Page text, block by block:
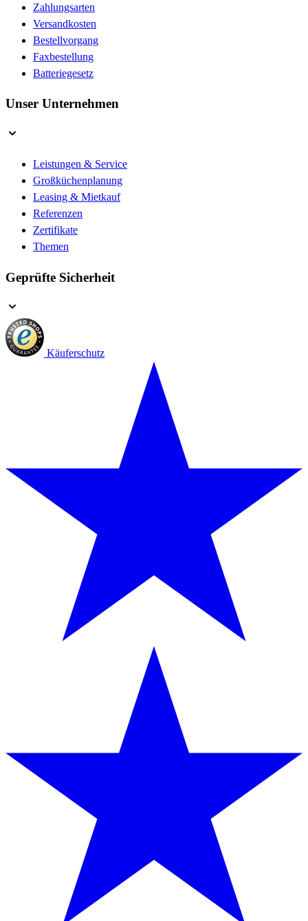
Zahlungsarten
Versandkosten
Bestellvorgang
Faxbestellung
Batteriegesetz
Unser Unternehmen
Leistungen & Service
Großküchenplanung
Leasing & Mietkauf
Referenzen
Zertifikate
Themen
Geprüfte Sicherheit
Käuferschutz